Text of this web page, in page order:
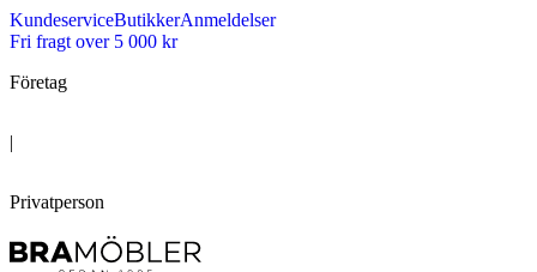
KundeserviceButikkerAnmeldelser
Fri fragt over 5 000 kr
Företag
|
Privatperson